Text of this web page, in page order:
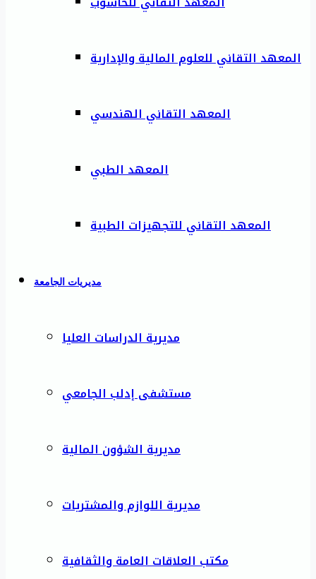
المعهد التقاني للعلوم المالية والإدارية
المعهد التقاني الهندسي
المعهد الطبي
المعهد التقاني للتجهيزات الطبية
مديريات الجامعة
مديرية الدراسات العليا
مستشفى إدلب الجامعي
مديرية الشؤون المالية
مديرية اللوازم والمشتريات
مكتب العلاقات العامة والثقافية